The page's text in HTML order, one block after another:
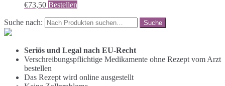
€73,50 Bestellen
Suche nach:
Seriös und Legal nach EU-Recht
Verschreibungspflichtige Medikamente ohne Rezept vom Arzt
bestellen
Das Rezept wird online ausgestellt